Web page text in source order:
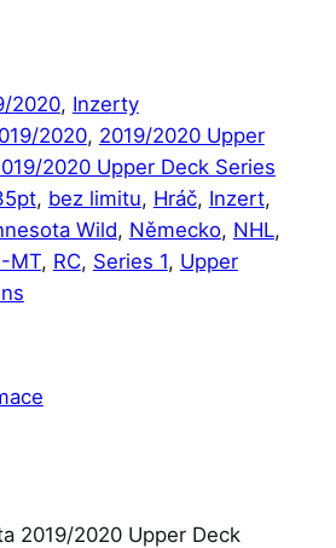
2020, Inzerty
2020, 2019/2020 Upper
2020 Upper Deck Series
, bez limitu, Hráč, Inzert
Wild, Německo, NHL
MT, RC, Series 1, Upper
2019/2020 Upper Deck